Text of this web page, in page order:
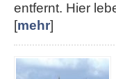
entfernt. Hier
[mehr]